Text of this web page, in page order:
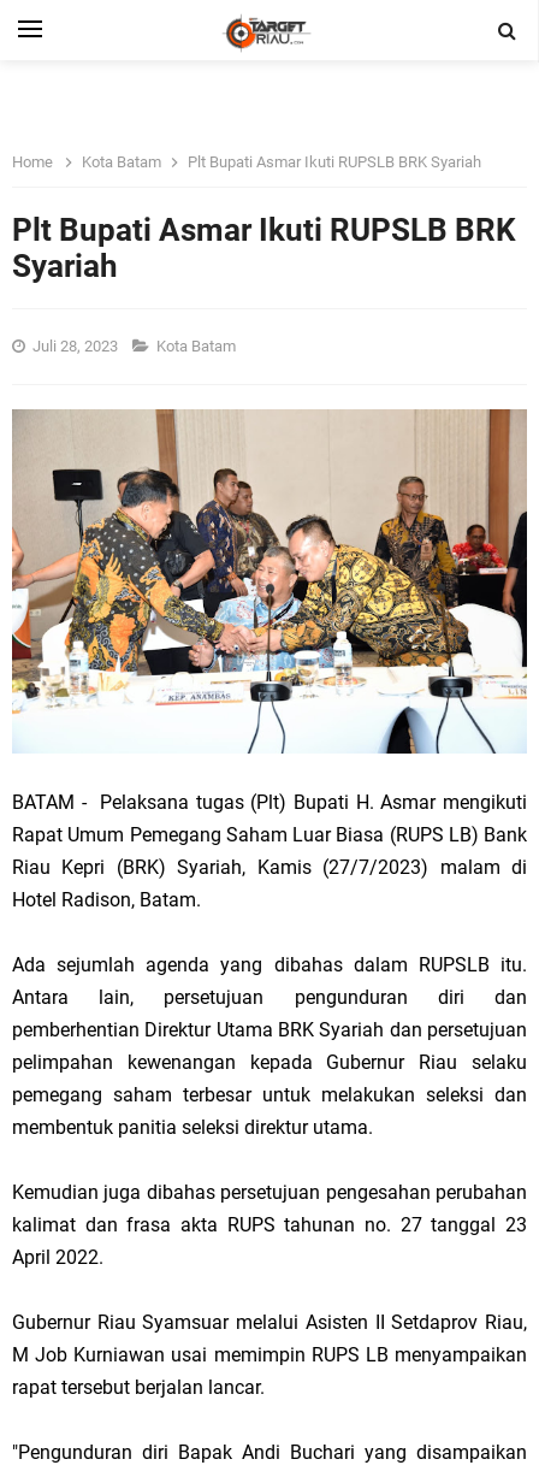
Home Kota Batam Plt Bupati Asmar Ikuti RUPSLB BRK Syariah
Plt Bupati Asmar Ikuti RUPSLB BRK
Syariah
Juli 28, 2023 Kota Batam
BATAM - Pelaksana tugas (Plt) Bupati H. Asmar mengikuti
Rapat Umum Pemegang Saham Luar Biasa (RUPS LB) Bank
Riau Kepri (BRK) Syariah, Kamis (27/7/2023) malam di
Hotel Radison, Batam.
Ada sejumlah agenda yang dibahas dalam RUPSLB itu.
Antara lain, persetujuan pengunduran diri dan
pemberhentian Direktur Utama BRK Syariah dan persetujuan
pelimpahan kewenangan kepada Gubernur Riau selaku
pemegang saham terbesar untuk melakukan seleksi dan
membentuk panitia seleksi direktur utama.
Kemudian juga dibahas persetujuan pengesahan perubahan
kalimat dan frasa akta RUPS tahunan no. 27 tanggal 23
April 2022.
Gubernur Riau Syamsuar melalui Asisten II Setdaprov Riau,
M Job Kurniawan usai memimpin RUPS LB menyampaikan
rapat tersebut berjalan lancar.
"Pengunduran diri Bapak Andi Buchari yang disampaikan